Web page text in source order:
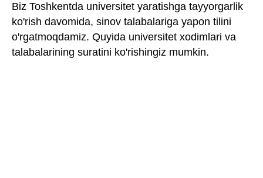
Biz Toshkentda universitet yaratishga tayyorgarlik
ko'rish davomida, sinov talabalariga yapon tilini
o'rgatmoqdamiz. Quyida universitet xodimlari va
talabalarining suratini ko'rishingiz mumkin.